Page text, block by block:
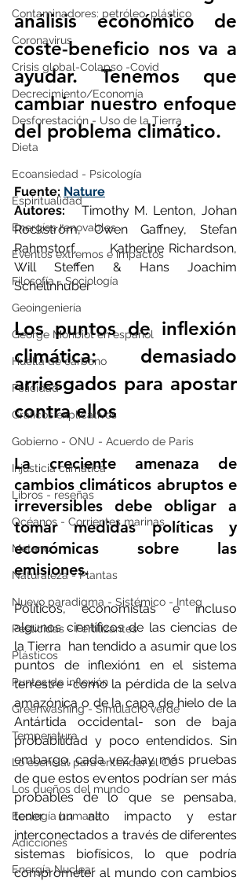
Contaminadores: petróleo, plástico
Coronavirus
Crisis global-Colapso -Covid
Decrecimiento/Economía
Desforestación - Uso de la Tierra
Dieta
Ecoansiedad - Psicología
Espiritualidad
Energías renovables
Eventos extremos e impactos
Filosofía - Sociología
Geoingeniería
George Monbiot en español
Huella de carbono
Felicidad
Gráficos explicativos
Gobierno - ONU - Acuerdo de Paris
Injusticia climática
Libros - reseñas
Océanos - Corrientes marinas
Metano
Naturaleza - Plantas
Nuevo paradigma - Sistémico - Integ
Pesticidas - Fertilizantes
Plásticos
Puntos de inflexión
Greenwashing - Simulacro verde
Temperatura
Lo esencial para entender el CC
Los dueños del mundo
Ecología humana
Adicciones
Energía Nuclear
análisis económico de
coste-beneficio nos va a
ayudar. Tenemos que
cambiar nuestro enfoque
del problema climático.
Fuente; Nature
Autores:
   Timothy M. Lenton, Johan
Rockström, Owen Gaffney, Stefan
Rahmstorf,       Katherine Richardson,
Will Steffen & Hans Joachim
Schellnhuber
Los puntos de inflexión
climática: demasiado
arriesgados para apostar
contra ellos
La creciente amenaza de
cambios climáticos abruptos e
irreversibles debe obligar a
tomar medidas políticas y
económicas sobre las
emisiones.
Políticos, economistas e incluso
algunos científicos de las ciencias de
la Tierra  han tendido a asumir que los
puntos de inflexión1 en el sistema
terrestre -como la pérdida de la selva
amazónica o de la capa de hielo de la
Antártida occidental- son de baja
probabilidad y poco entendidos. Sin
embargo, cada vez hay más pruebas
de que estos eventos podrían ser más
probables de lo que se pensaba,
tener un alto impacto y estar
interconectados a través de diferentes
sistemas biofísicos, lo que podría
comprometer al mundo con cambios